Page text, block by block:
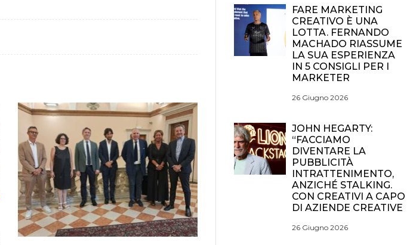
FARE MARKETING
CREATIVO È UNA
LOTTA. FERNANDO
MACHADO RIASSUME
LA SUA ESPERIENZA
IN 5 CONSIGLI PER I
MARKETER
26 Giugno 2026
JOHN HEGARTY:
“FACCIAMO
DIVENTARE LA
PUBBLICITÀ
INTRATTENIMENTO,
ANZICHÉ STALKING.
CON CREATIVI A CAPO
DI AZIENDE CREATIVE
26 Giugno 2026